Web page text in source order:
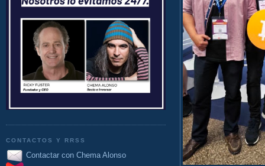
CONTACTOS Y RRSS
Contactar con Chema Alonso